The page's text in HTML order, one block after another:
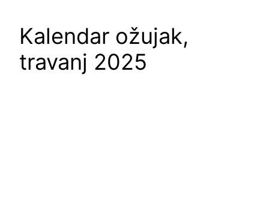
Kalendar ožujak,
travanj 2025